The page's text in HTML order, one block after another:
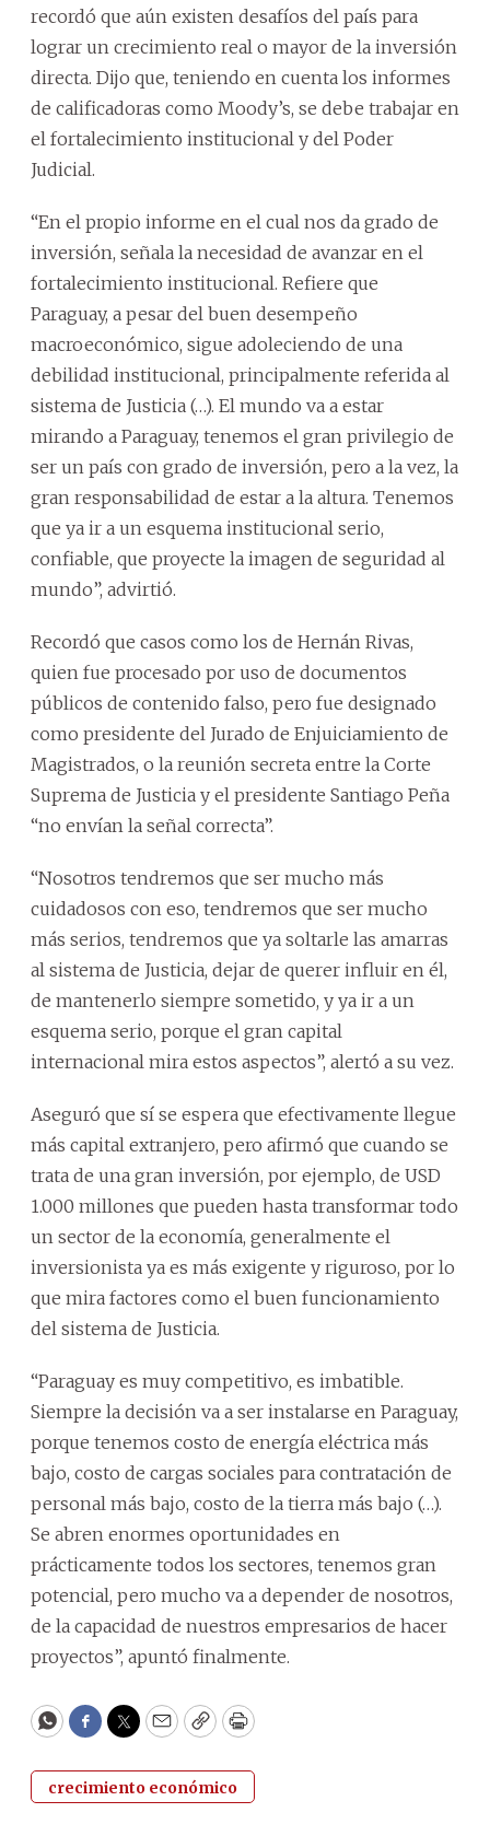
recordó que aún existen desafíos del país para
lograr un crecimiento real o mayor de la inversión
directa. Dijo que, teniendo en cuenta los informes
de calificadoras como Moody’s, se debe trabajar en
el fortalecimiento institucional y del Poder
Judicial.
“En el propio informe en el cual nos da grado de
inversión, señala la necesidad de avanzar en el
fortalecimiento institucional. Refiere que
Paraguay, a pesar del buen desempeño
macroeconómico, sigue adoleciendo de una
debilidad institucional, principalmente referida al
sistema de Justicia (…). El mundo va a estar
mirando a Paraguay, tenemos el gran privilegio de
ser un país con grado de inversión, pero a la vez, la
gran responsabilidad de estar a la altura. Tenemos
que ya ir a un esquema institucional serio,
confiable, que proyecte la imagen de seguridad al
mundo”, advirtió.
Recordó que casos como los de Hernán Rivas,
quien fue procesado por uso de documentos
públicos de contenido falso, pero fue designado
como presidente del Jurado de Enjuiciamiento de
Magistrados, o la reunión secreta entre la Corte
Suprema de Justicia y el presidente Santiago Peña
“no envían la señal correcta”.
“Nosotros tendremos que ser mucho más
cuidadosos con eso, tendremos que ser mucho
más serios, tendremos que ya soltarle las amarras
al sistema de Justicia, dejar de querer influir en él,
de mantenerlo siempre sometido, y ya ir a un
esquema serio, porque el gran capital
internacional mira estos aspectos”, alertó a su vez.
Aseguró que sí se espera que efectivamente llegue
más capital extranjero, pero afirmó que cuando se
trata de una gran inversión, por ejemplo, de USD
1.000 millones que pueden hasta transformar todo
un sector de la economía, generalmente el
inversionista ya es más exigente y riguroso, por lo
que mira factores como el buen funcionamiento
del sistema de Justicia.
“Paraguay es muy competitivo, es imbatible.
Siempre la decisión va a ser instalarse en Paraguay,
porque tenemos costo de energía eléctrica más
bajo, costo de cargas sociales para contratación de
personal más bajo, costo de la tierra más bajo (…).
Se abren enormes oportunidades en
prácticamente todos los sectores, tenemos gran
potencial, pero mucho va a depender de nosotros,
de la capacidad de nuestros empresarios de hacer
proyectos”, apuntó finalmente.
WhatsApp
Facebook
Twitter
EmailCopyPrint
crecimiento económico